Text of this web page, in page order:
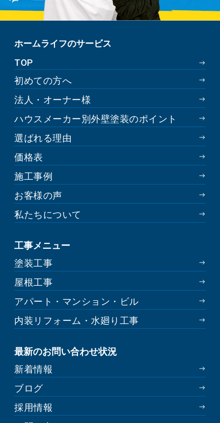
ホームライフのサービス
TOP
初めての方へ
法人・オーナー様
ハウスメーカー別外壁塗装のポイント
選ばれる理由
価格表
施工事例
お客様の声
私たちについて
工事メニュー
塗装工事
屋根工事
アパート・マンション・ビル
内装リフォーム・水廻り工事
最新のお問い合わせ状況
新着情報
ブログ
採用情報